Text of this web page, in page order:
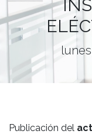
Publicación del